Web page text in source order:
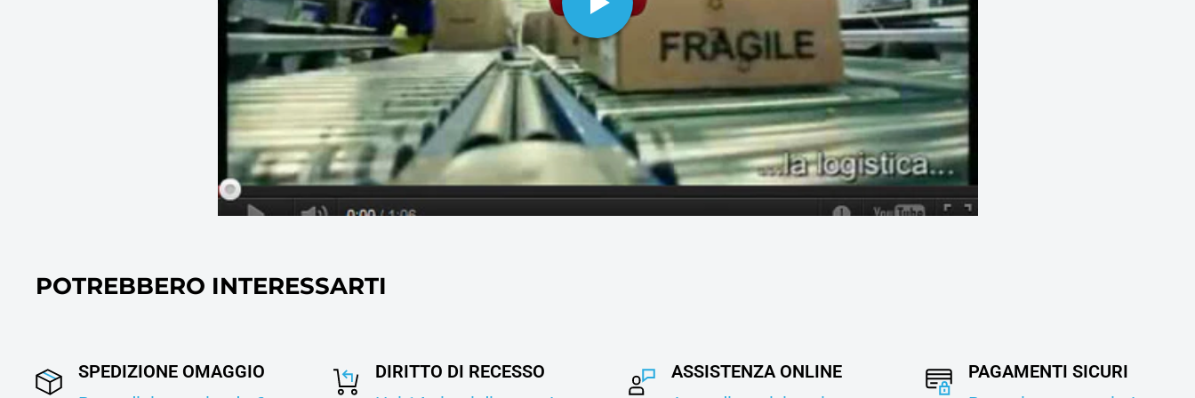
POTREBBERO INTERESSARTI
SPEDIZIONE OMAGGIO
DIRITTO DI RECESSO
ASSISTENZA ONLINE
PAGAMENTI SICURI